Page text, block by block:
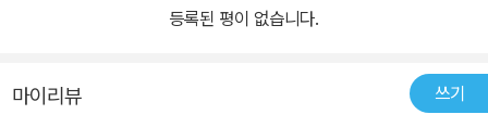
은 에이즈에 대한 국민적 공포로 이어져 감염자에 대한 극단적 차별
때문에 한 번 만들어진 에이즈 낙인은 쉽게 제거되기 어려웠고, 공포
와 차별 또한 수십 년간 지속되는 결과를 빚었다. 한국의 킨제이 보고
등록된 평이 없습니다.
마이리뷰 쓰기